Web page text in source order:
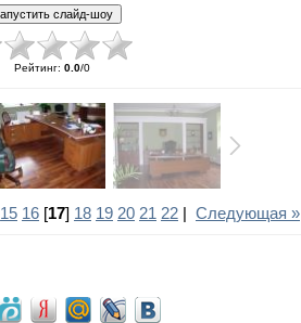
Рейтинг: 0.0/0
15 16 [17] 18 19 20 21 22 Следующая »